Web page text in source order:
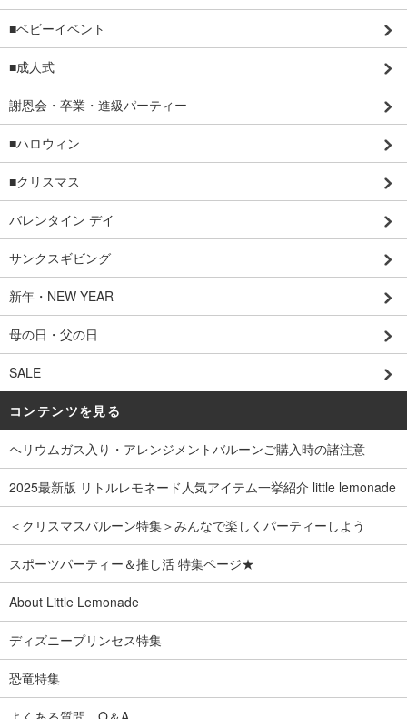
■ベビーイベント
■成人式
謝恩会・卒業・進級パーティー
■ハロウィン
■クリスマス
バレンタイン デイ
サンクスギビング
新年・NEW YEAR
母の日・父の日
SALE
コンテンツを見る
ヘリウムガス入り・アレンジメントバルーンご購入時の諸注意
2025最新版 リトルレモネード人気アイテム一挙紹介 little lemonade
＜クリスマスバルーン特集＞みんなで楽しくパーティーしよう
スポーツパーティー＆推し活 特集ページ★
About Little Lemonade
ディズニープリンセス特集
恐竜特集